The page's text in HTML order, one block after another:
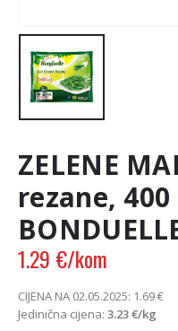
ZELENE
rezane, 400
1.29 €/kom
CIJENA NA 02.05.2025: 1.69€
Jedinična cijena: 3.23€/kg